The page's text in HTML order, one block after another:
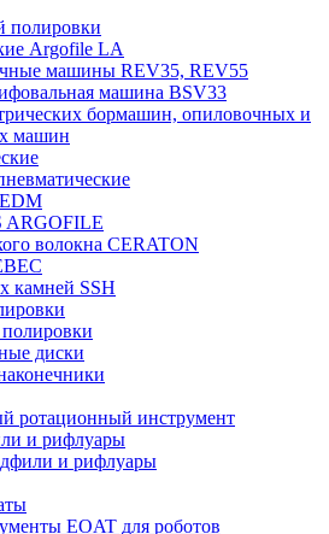
полировки
Argofile LA
машины REV35, REV55
машина BSV33
бормашин, опиловочных и
машин
ARGOFILE
волокна CERATON
камней SSH
диски
ротационный инструмент
и рифлуары
и рифлуары
EOAT для роботов